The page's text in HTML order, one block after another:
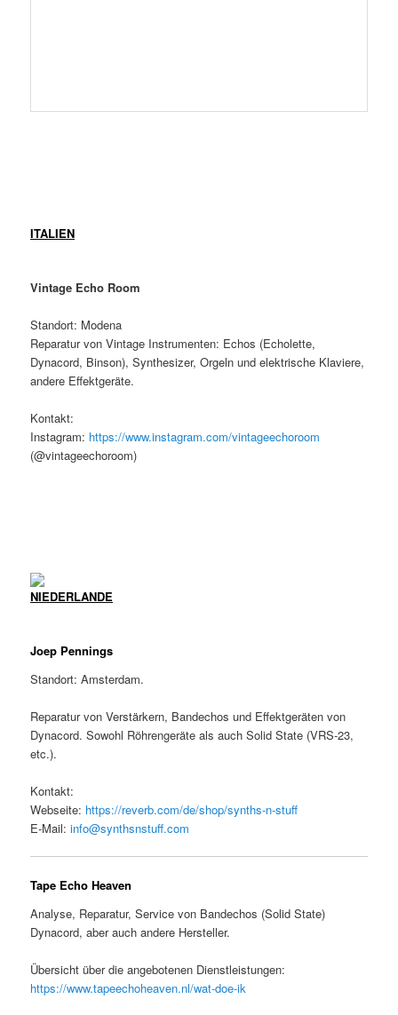
ITALIEN
Vintage Echo Room
Standort: Modena
Reparatur von Vintage Instrumenten: Echos (Echolette,
Dynacord, Binson), Synthesizer, Orgeln und elektrische Klaviere,
andere Effektgeräte.
Kontakt:
Instagram: https://www.instagram.com/vintageechoroom
(@vintageechoroom)
NIEDERLANDE
Joep Pennings
Standort: Amsterdam.
Reparatur von Verstärkern, Bandechos und Effektgeräten von
Dynacord. Sowohl Röhrengeräte als auch Solid State (VRS-23,
etc.).
Kontakt:
Webseite: https://reverb.com/de/shop/synths-n-stuff
E-Mail:info@synthsnstuff.com
Tape Echo Heaven
Analyse, Reparatur, Service von Bandechos (Solid State)
Dynacord, aber auch andere Hersteller.
Übersicht über die angebotenen Dienstleistungen:
https://www.tapeechoheaven.nl/wat-doe-ik